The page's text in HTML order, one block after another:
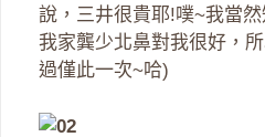
說，三井很貴耶!噗~我當
我家龔少北鼻對我很好，
過僅此一次~哈)